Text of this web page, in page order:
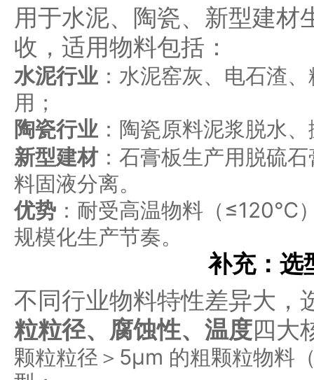
用于水泥、陶瓷、新型建材
收，适用物料包括：
水泥行业 ：水泥窑灰、电石渣
用；
陶瓷行业 ：陶瓷原料泥浆脱水
新型建材：石膏板生产用脱硫
料固液分离。
优势 ：耐受高温物料（≤120℃
规模化生产节奏。
补充：选
不同行业物料特性差异大，
粒粒径、腐蚀性、温度四大
颗粒粒径＞5μm 的粗颗粒物料